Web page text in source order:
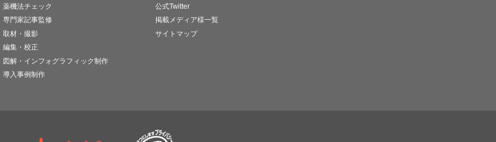
薬機法チェック
専門家記事監修
取材・撮影
編集・校正
図解・インフォグラフィック制作
導入事例制作
公式Twitter
掲載メディア様一覧
サイトマップ